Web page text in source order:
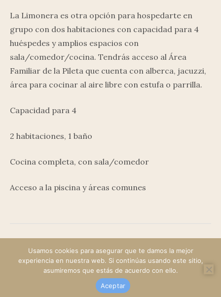
La Limonera es otra opción para hospedarte en
grupo con dos habitaciones con capacidad para 4
huéspedes y amplios espacios con
sala/comedor/cocina. Tendrás acceso al Área
Familiar de la Pileta que cuenta con alberca, jacuzzi,
área para cocinar al aire libre con estufa o parrilla.
Capacidad para 4
2 habitaciones, 1 baño
Cocina completa, con sala/comedor
Acceso a la piscina y áreas comunes
2 NEXT
Usamos cookies para asegurar que te damos la mejor
experiencia en nuestra web. Si continúas usando este sitio,
asumiremos que estás de acuerdo con ello.
Aceptar